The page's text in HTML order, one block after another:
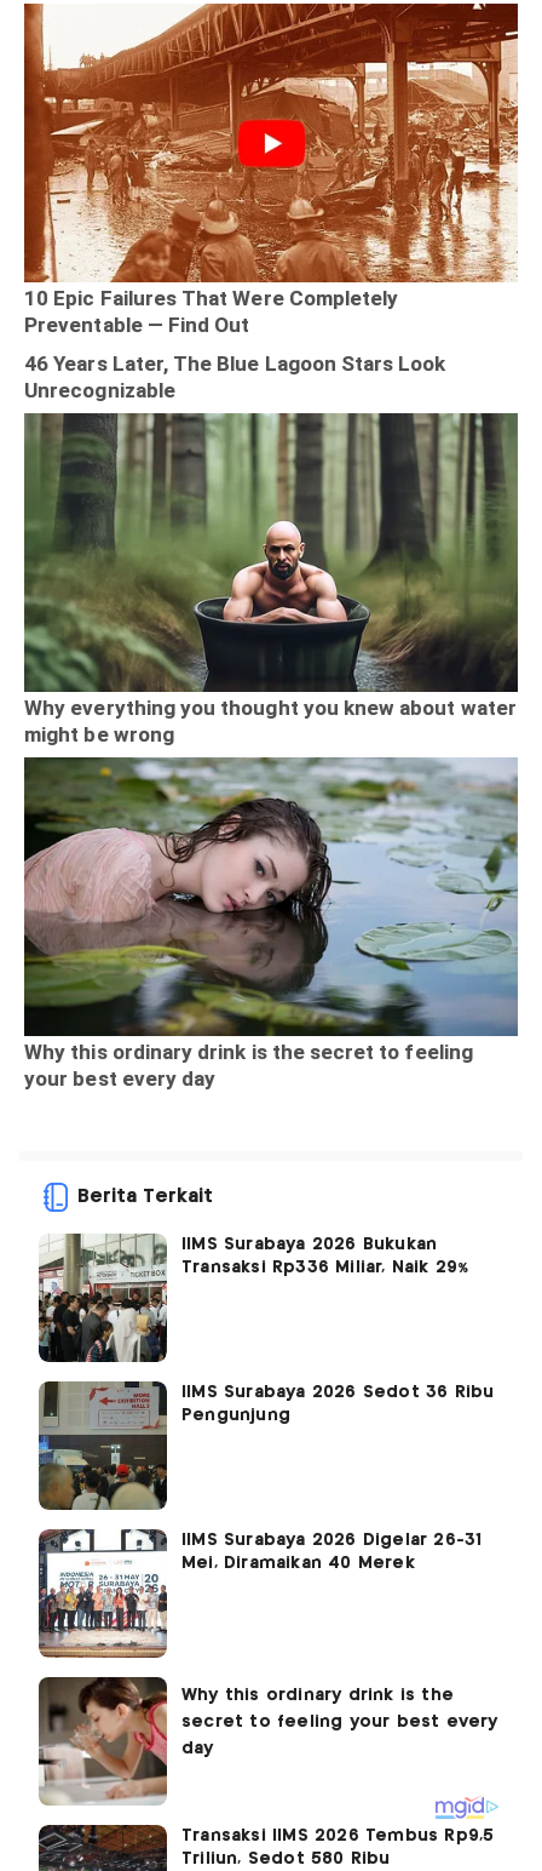
Berita Terkait
IIMS Surabaya 2026 Bukukan
Transaksi Rp336 Miliar, Naik 29%
IIMS Surabaya 2026 Sedot 36 Ribu
Pengunjung
IIMS Surabaya 2026 Digelar 26-31
Mei, Diramaikan 40 Merek
Transaksi IIMS 2026 Tembus Rp9,5
Triliun, Sedot 580 Ribu